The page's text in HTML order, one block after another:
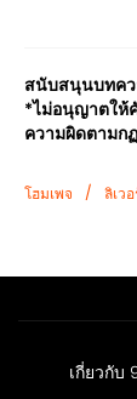
สนับสนุนบทค
*ไม่อนุญาตให้
ความผิดตามก
โฮมเพจ / ลิเว
เกี่ยวกับ